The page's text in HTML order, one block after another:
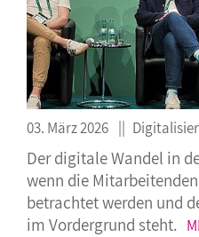
03. März 2026
Der digitale Wandel in
wenn die
betrachtet werden und
im Vordergrund steht.